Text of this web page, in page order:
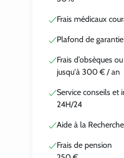
Frais médicaux
Plafond de
Frais d’obsèques
jusqu'à 300 € / an
Service conseils et
24H/24
Aide à la
Frais de pension